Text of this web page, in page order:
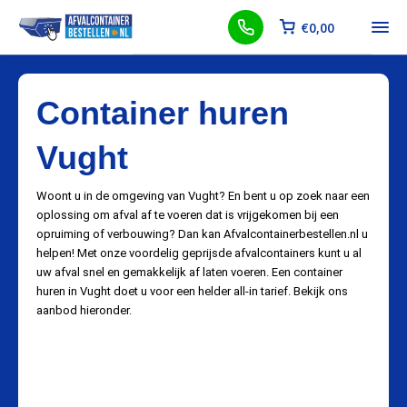
€0,00
Container huren
Vught
Woont u in de omgeving van Vught? En bent u op zoek naar een
oplossing om afval af te voeren dat is vrijgekomen bij een
opruiming of verbouwing? Dan kan Afvalcontainerbestellen.nl u
helpen! Met onze voordelig geprijsde afvalcontainers kunt u al
uw afval snel en gemakkelijk af laten voeren. Een container
huren in Vught doet u voor een helder all-in tarief. Bekijk ons
aanbod hieronder.